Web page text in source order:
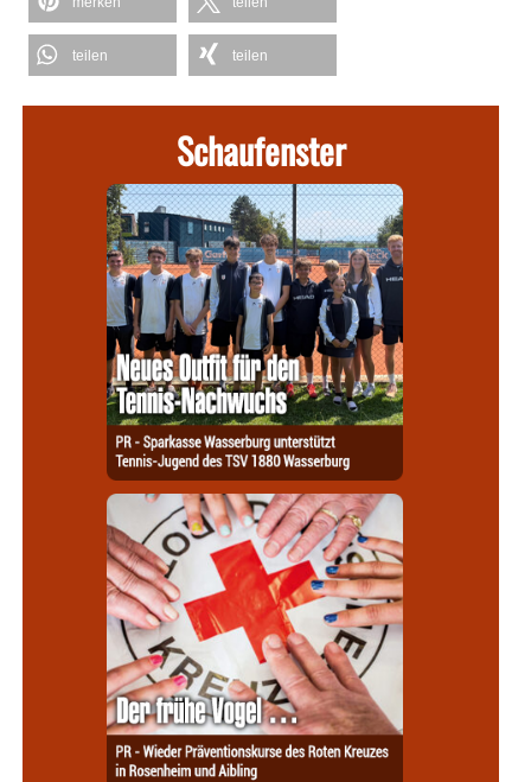
teilen teilen
Schaufenster